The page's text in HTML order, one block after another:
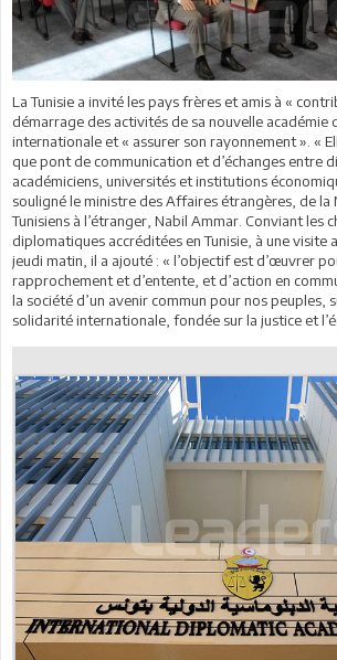
La Tunisie a invité les pays frères et amis à «
démarrage des activités de sa nouvelle académie
internationale et « assurer son rayonnement ». «
que pont de communication et d’échanges entre
académiciens, universités et institutions
souligné le ministre des Affaires étrangères, de
Tunisiens à l’étranger, Nabil Ammar. Conviant les
diplomatiques accréditées en Tunisie, à une visite
jeudi matin, il a ajouté : « l’objectif est d’œuvrer
rapprochement et d’entente, et d’action en
la société d’un avenir commun pour nos peuples,
solidarité internationale, fondée sur la justice et